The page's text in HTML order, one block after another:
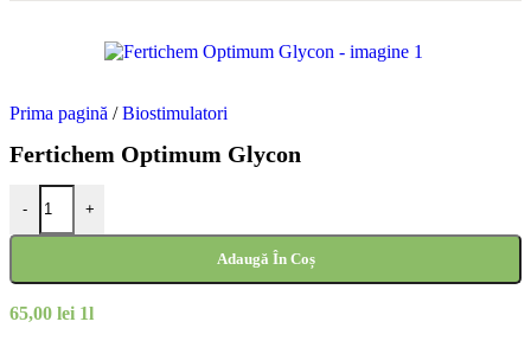
Prima pagină / Biostimulatori
Fertichem Optimum Glycon
- +
Adaugă În Coș
65,00 lei 1l